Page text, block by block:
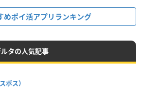
めポイ活アプリランキング
タの人気記事
ボス）